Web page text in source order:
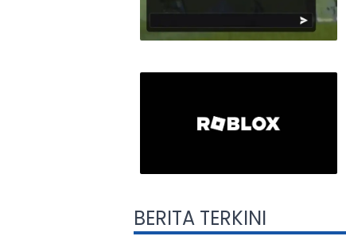
BERITA TERKINI